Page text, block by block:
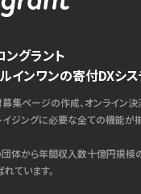
グラント
インワンの寄付DXシス
募集ページの作成、オンライン
イジングに必要な全ての機能が
体から年間収入数十億円規模
ています。